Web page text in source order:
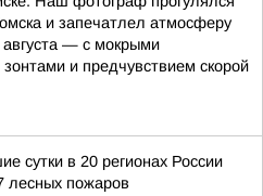
и запечатлел атмосферу
— с мокрыми
и предчувствием скорой
сутки в 20 регионах России
лесных пожаров